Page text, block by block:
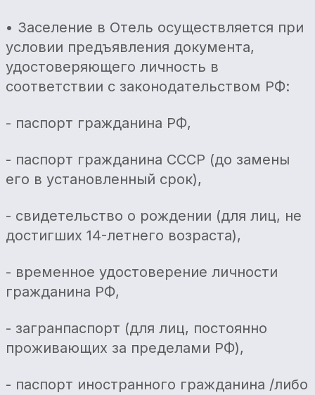
• Заселение в Отель осуществляется при
условии предъявления документа,
удостоверяющего личность в
соответствии с законодательством РФ:
- паспорт гражданина РФ,
- паспорт гражданина СССР (до замены
его в установленный срок),
- свидетельство о рождении (для лиц, не
достигших 14-летнего возраста),
- временное удостоверение личности
гражданина РФ,
- загранпаспорт (для лиц, постоянно
проживающих за пределами РФ),
- паспорт иностранного гражданина /либо